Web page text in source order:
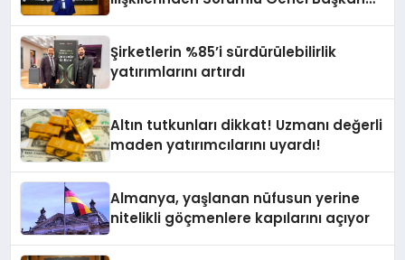
Şirketlerin %85’i sürdürülebilirlik
yatırımlarını artırdı
Altın tutkunları dikkat! Uzmanı değerli
maden yatırımcılarını uyardı!
Almanya, yaşlanan nüfusun yerine
nitelikli göçmenlere kapılarını açıyor